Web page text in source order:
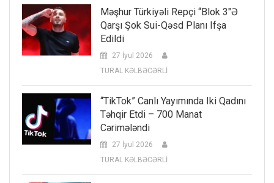
Məşhur Türkiyəli Repçi “Blok 3″ə
Qarşı Şok Sui-Qəsd Planı Ifşa
Edildi
27 İyul 2026
TURAL KƏLBƏCƏRLİ
“TikTok” Canlı Yayımında Iki Qadını
Təhqir Etdi – 700 Manat
Cərimələndi
27 İyul 2026
TURAL KƏLBƏCƏRLİ